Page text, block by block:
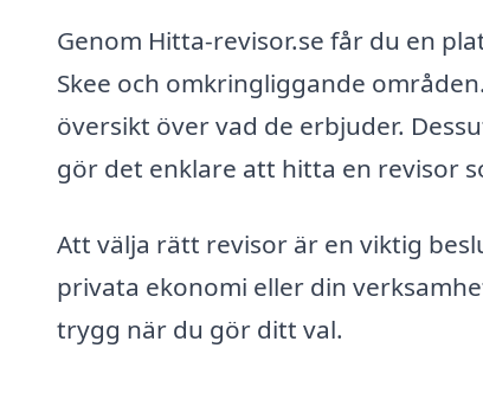
Genom Hitta-revisor.se får du en
Skee och omkringliggande
översikt över vad de erbjuder.
gör det enklare att hitta en revisor
Att välja rätt revisor är en viktig
privata ekonomi eller din
trygg när du gör ditt val.